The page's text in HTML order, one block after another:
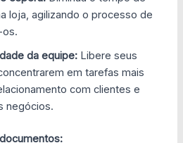
loja, agilizando o processo de
os.
da equipe: Libere seus
em tarefas mais
com clientes e
negócios.